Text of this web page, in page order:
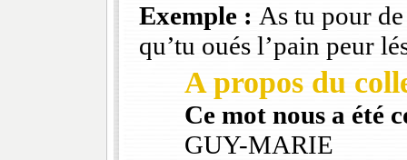
Exemple : As tu pour
qu’tu oués l’pain peur
A propos du
Ce mot nous a été
GUY-MARIE